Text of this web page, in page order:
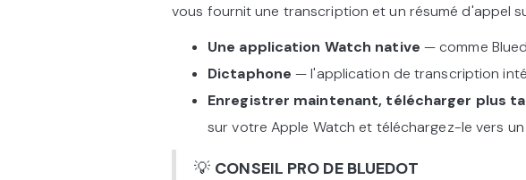
vous fournit une transcription et un résumé d'appel
Une application Watch native — comme
Dictaphone — l'application de transcription
Enregistrer maintenant, télécharger plus
sur votre Apple Watch et téléchargez-le vers
💡 CONSEIL PRO DE BLUEDOT